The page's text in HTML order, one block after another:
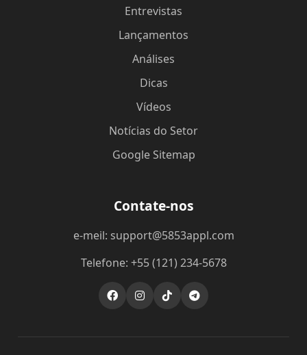
Entrevistas
Lançamentos
Análises
Dicas
Vídeos
Notícias do Setor
Google Sitemap
Contate-nos
e-meil: support@5853appl.com
Telefone: +55 (121) 234-5678